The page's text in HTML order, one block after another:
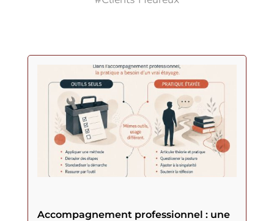
Accompagnement professionnel : une